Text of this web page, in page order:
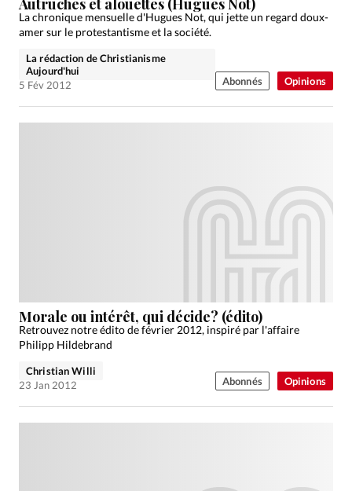
Opinions
La chronique mensuelle d'Hugues Not, qui jette un regard doux-
amer sur le protestantisme et la société.
La rédaction de Christianisme
Aujourd'hui
5 Fév 2012
Abonnés
Opinions
Morale ou intérêt, qui décide? (édito)
Retrouvez notre édito de février 2012, inspiré par l'affaire
Philipp Hildebrand
Christian Willi
23 Jan 2012
Abonnés